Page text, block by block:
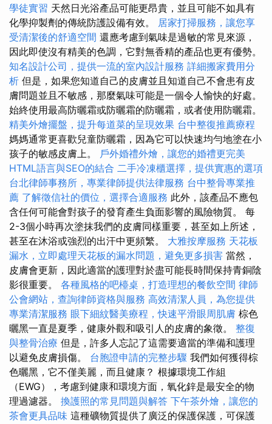
學徒實習 天然日光浴產品可能更昂貴，並且可能不如具有
化學抑製劑的傳統防護設備有效。 居家打掃服務，讓您享
受清潔後的舒適空間 還應考慮到氣味是過敏的常見來源，
因此即使沒有精美的色調，它對無香精的產品也更有優勢。
知名設計公司，提供一流的室內設計服務 詳細搬家費用分
析 但是，如果您知道自己的皮膚並且知道自己不會患有皮
膚問題並且不敏感，那麼氣味可能是一個令人愉快的好處。
始終使用最高防曬霜或防曬霜的防曬霜，或者使用防曬霜。
精美外燴擺盤，提升每道菜的呈現效果 台中整復推薦療程
媽媽通常更喜歡兒童防曬霜，因為它可以快速均勻地塗在小
孩子的敏感皮膚上。 戶外婚禮外燴，讓您的婚禮更完美
HTML語言與SEO的結合 二手冷凍櫃選擇，提供實惠的選項
台北律師事務所，專業律師提供法律服務 台中整骨專業推
薦 了解徵信社的價位，選擇合適服務 此外，該產品不應包
含任何可能會對孩子的發育產生負面影響的風險物質。 每
2-3個小時再次塗抹我們的皮膚同樣重要，甚至如上所述，
甚至在沐浴或強烈的出汗中更頻繁。 大雅按摩服務 天花板
漏水，立即處理天花板的漏水問題，避免更多損害 當然，
皮膚會更新，因此適當的護理對於盡可能長時間保持青銅陰
影很重要。 各種風格的吧檯桌，打造理想的餐飲空間 律師
公會網站，查詢律師資格與服務 高效清潔人員，為您提供
專業清潔服務 眼下細紋醫美療程，快速平滑眼周肌膚 棕色
曬黑一直是夏季，健康外觀和吸引人的皮膚的象徵。 整復
與整骨治療 但是，許多人忘記了這需要適當的準備和護理
以避免皮膚損傷。 台胞證申請的完整步驟 我們如何獲得棕
色曬黑，它不僅美麗，而且健康？ 根據環境工作組
（EWG），考慮到健康和環境方面，氧化鋅是最安全的物
理過濾器。 換護照的常見問題與解答 下午茶外燴，讓您的
茶會更具品味 這種礦物質提供了廣泛的保護保護，可保護